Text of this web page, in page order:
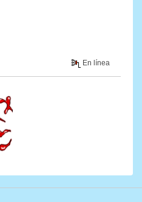
En línea